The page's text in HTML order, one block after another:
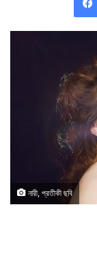
নারী, প্রতীকী ছবি